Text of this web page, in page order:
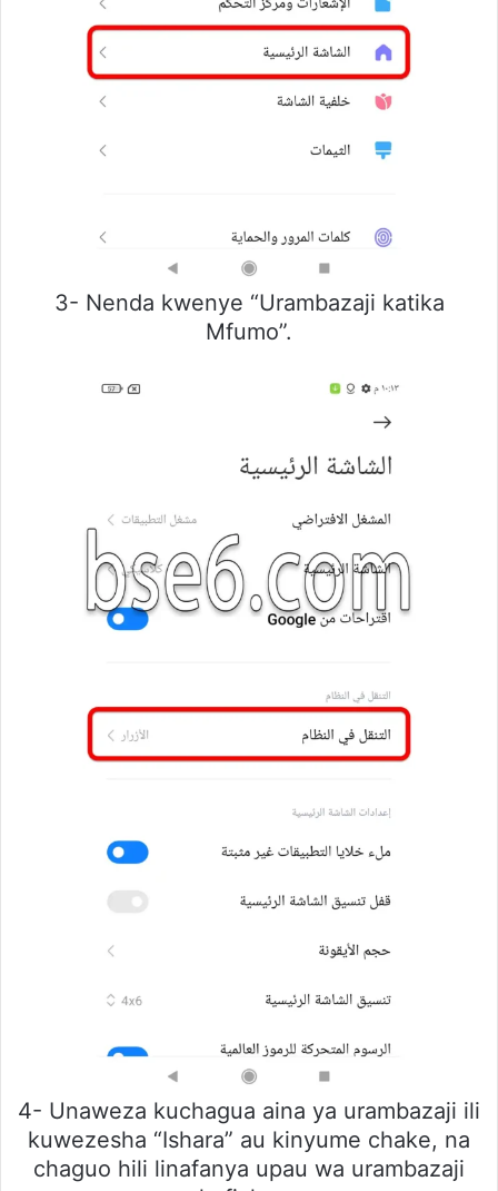
3- Nenda kwenye “Urambazaji katika
Mfumo”.
4- Unaweza kuchagua aina ya urambazaji ili
kuwezesha “Ishara” au kinyume chake, na
chaguo hili linafanya upau wa urambazaji